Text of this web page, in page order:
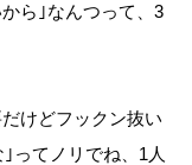
ら｣なんつって、3
けどフックン抜い
ってノリでね、1人